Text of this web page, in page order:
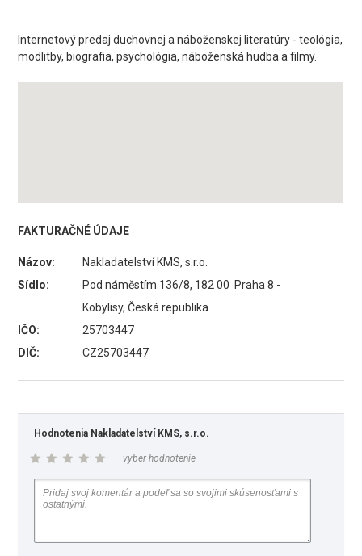
Internetový predaj duchovnej a náboženskej literatúry - teológia,
modlitby, biografia, psychológia, náboženská hudba a filmy.
FAKTURAČNÉ ÚDAJE
Názov:
Nakladatelství KMS, s.r.o.
Sídlo:
Pod náměstím 136/8, 182 00 Praha 8 -
Kobylisy, Česká republika
IČO:
25703447
DIČ:
CZ25703447
Hodnotenia Nakladatelství KMS, s.r.o.
vyber hodnotenie